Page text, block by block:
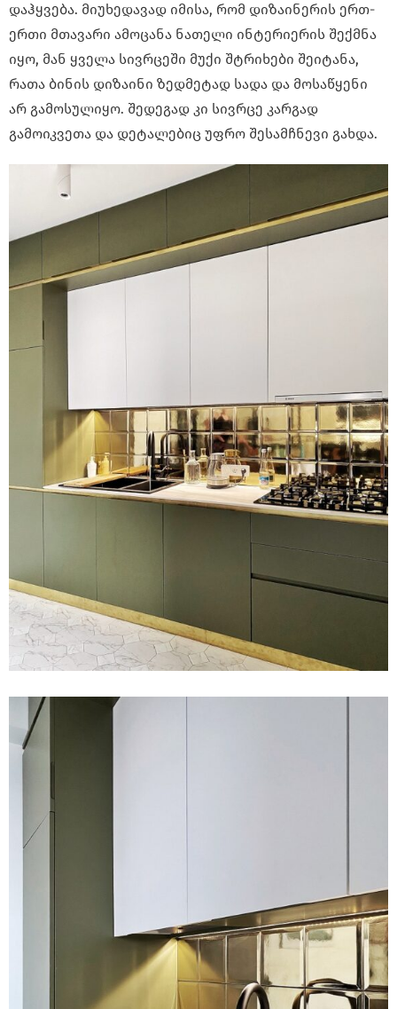
დაჰყვება. მიუხედავად იმისა, რომ დიზაინერის ერთ-
ერთი მთავარი ამოცანა ნათელი ინტერიერის შექმნა
იყო, მან ყველა სივრცეში მუქი შტრიხები შეიტანა,
რათა ბინის დიზაინი ზედმეტად სადა და მოსაწყენი
არ გამოსულიყო. შედეგად კი სივრცე კარგად
გამოიკვეთა და დეტალებიც უფრო შესამჩნევი გახდა.